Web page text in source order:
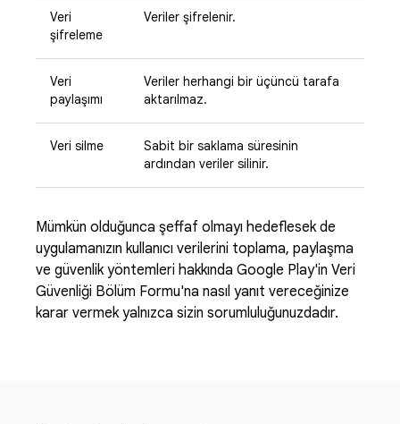
Veri
şifreleme
Veriler şifrelenir.
Veri
paylaşımı
Veriler herhangi bir üçüncü tarafa
aktarılmaz.
Veri silme
Sabit bir saklama süresinin
ardından veriler silinir.
Mümkün olduğunca şeffaf olmayı hedeflesek de
uygulamanızın kullanıcı verilerini toplama, paylaşma
ve güvenlik yöntemleri hakkında Google Play'in Veri
Güvenliği Bölüm Formu'na nasıl yanıt vereceğinize
karar vermek yalnızca sizin sorumluluğunuzdadır.